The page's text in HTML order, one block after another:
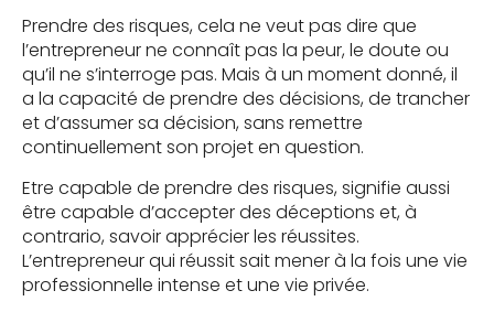
Prendre des risques, cela ne veut pas dire que
l’entrepreneur ne connaît pas la peur, le doute ou
qu’il ne s’interroge pas. Mais à un moment donné, il
a la capacité de prendre des décisions, de trancher
et d’assumer sa décision, sans remettre
continuellement son projet en question.
Etre capable de prendre des risques, signifie aussi
être capable d’accepter des déceptions et, à
contrario, savoir apprécier les réussites.
L’entrepreneur qui réussit sait mener à la fois une vie
professionnelle intense et une vie privée.